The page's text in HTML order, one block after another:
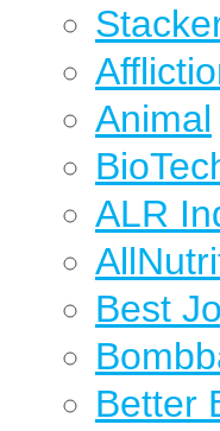
Animal
ALR
Best
Better